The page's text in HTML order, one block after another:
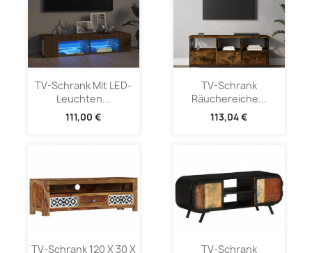
TV-Schrank Mit LED-
Leuchten...
111,00 €
TV-Schrank
Räuchereiche...
113,04 €
TV-Schrank 120 X 30 X
TV-Schrank